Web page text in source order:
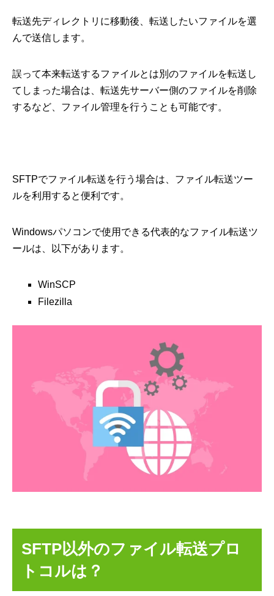
転送先ディレクトリに移動後、転送したいファイルを選
んで送信します。
誤って本来転送するファイルとは別のファイルを転送し
てしまった場合は、転送先サーバー側のファイルを削除
するなど、ファイル管理を行うことも可能です。
SFTPでファイル転送を行う場合は、ファイル転送ツー
ルを利用すると便利です。
Windowsパソコンで使用できる代表的なファイル転送ツ
ールは、以下があります。
WinSCP
Filezilla
SFTP以外のファイル転送プロ
トコルは？